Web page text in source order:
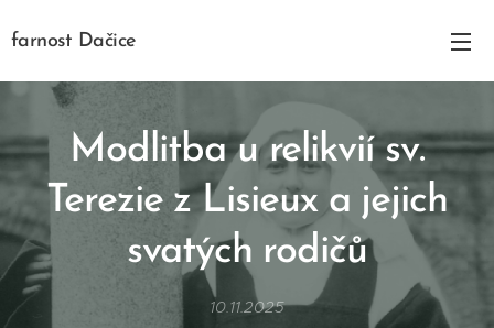
farnost Dačice
Modlitba u relikvií sv.
Terezie z Lisieux a jejich
svatých rodičů
10.11.2025